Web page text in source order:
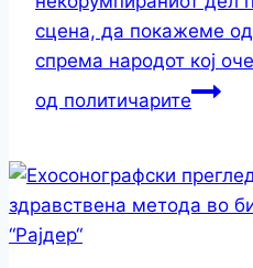
сцена, да покажеме
спрема народот кој
од политичарите